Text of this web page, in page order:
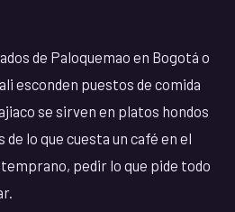
de Paloquemao en Bogotá o
esconden puestos de comida
se sirven en platos hondos
lo que cuesta un café en el
pedir lo que pide todo